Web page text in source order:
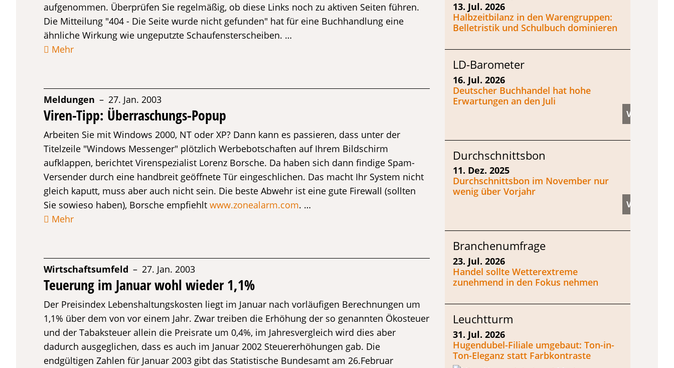
aufgenommen. Überprüfen Sie regelmäßig, ob diese Links noch zu aktiven Seiten führen.
Die Mitteilung "404 - Die Seite wurde nicht gefunden" hat für eine Buchhandlung eine
ähnliche Wirkung wie ungeputzte Schaufensterscheiben. …
Mehr
Meldungen – 27. Jan. 2003
Viren-Tipp: Überraschungs-Popup
Arbeiten Sie mit Windows 2000, NT oder XP? Dann kann es passieren, dass unter der
Titelzeile "Windows Messenger" plötzlich Werbebotschaften auf Ihrem Bildschirm
aufklappen, berichtet Virenspezialist Lorenz Borsche. Da haben sich dann findige Spam-
Versender durch eine handbreit geöffnete Tür eingeschlichen. Das macht Ihr System nicht
gleich kaputt, muss aber auch nicht sein. Die beste Abwehr ist eine gute Firewall (sollten
Sie sowieso haben), Borsche empfiehlt www.zonealarm.com. …
Mehr
Wirtschaftsumfeld – 27. Jan. 2003
Teuerung im Januar wohl wieder 1,1%
Der Preisindex Lebenshaltungskosten liegt im Januar nach vorläufigen Berechnungen um
1,1% über dem von vor einem Jahr. Zwar treiben die Erhöhung der so genannten Ökosteuer
und der Tabaksteuer allein die Preisrate um 0,4%, im Jahresvergleich wird dies aber
dadurch ausgeglichen, dass es auch im Januar 2002 Steuererhöhungen gab. Die
endgültigen Zahlen für Januar 2003 gibt das Statistische Bundesamt am 26.Februar
13. Jul. 2026
Halbzeitbilanz in den Warengruppen:
Belletristik und Schulbuch dominieren
LD-Barometer
16. Jul. 2026
Deutscher Buchhandel hat hohe
Erwartungen an den Juli
Durchschnittsbon
11. Dez. 2025
Durchschnittsbon im November nur
wenig über Vorjahr
Branchenumfrage
23. Jul. 2026
Handel sollte Wetterextreme
zunehmend in den Fokus nehmen
Leuchtturm
31. Jul. 2026
Hugendubel-Filiale umgebaut: Ton-in-
Ton-Eleganz statt Farbkontraste